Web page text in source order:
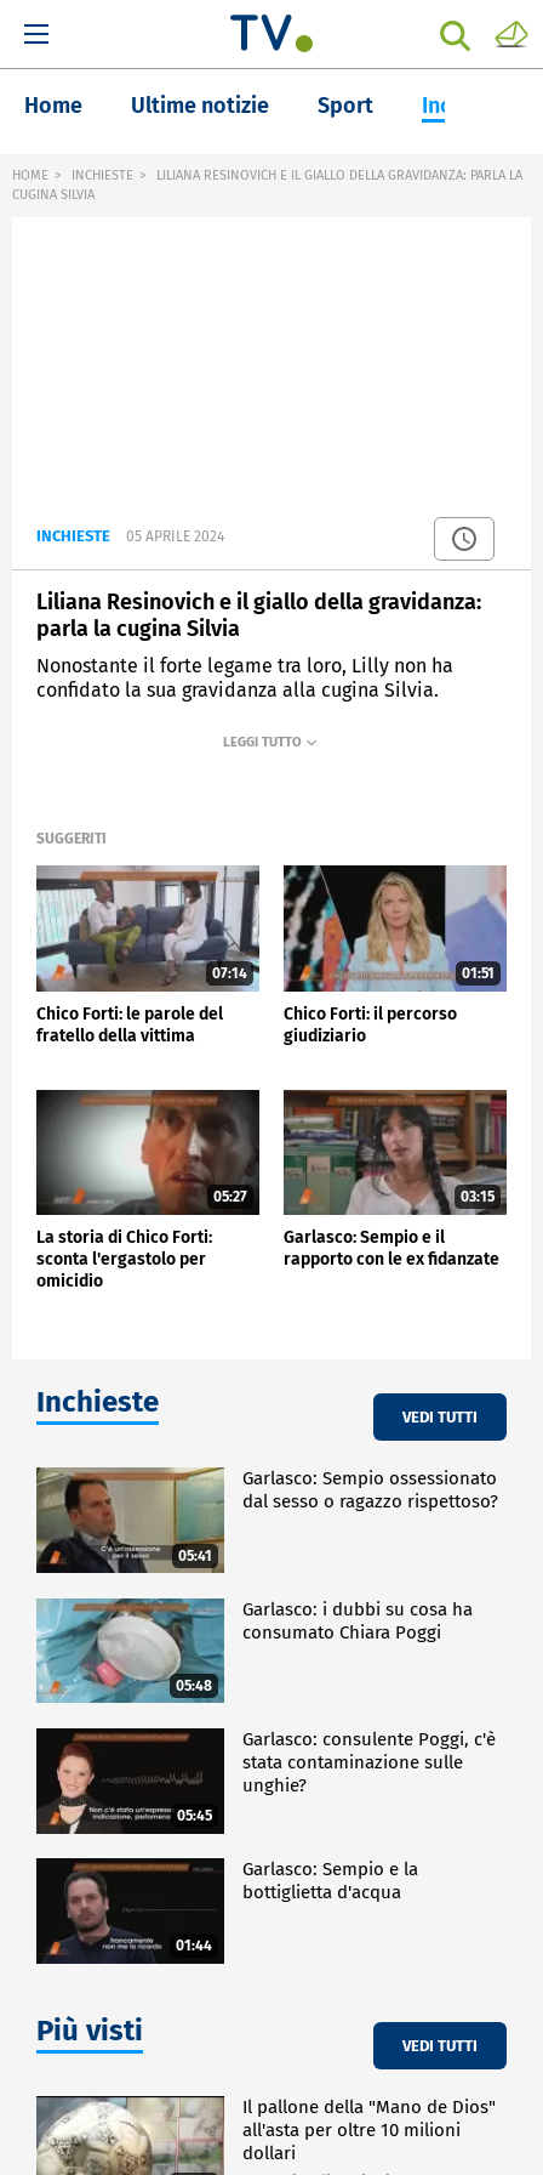
Home Ultime notizie Sport Inchieste
HOME INCHIESTE
LILIANA RESINOVICH E IL GIALLO DELLA GRAVIDANZA: PARLA LA
CUGINA SILVIA
INCHIESTE 05 APRILE 2024
Liliana Resinovich e il giallo della gravidanza:
parla la cugina Silvia
Nonostante il forte legame tra loro, Lilly non ha
confidato la sua gravidanza alla cugina Silvia.
QUARTO GRADO
SUGGERITI
07:14
Chico Forti: le parole del
fratello della vittima
01:51
Chico Forti: il percorso
giudiziario
05:27
La storia di Chico Forti:
sconta l'ergastolo per
omicidio
03:15
Garlasco: Sempio e il
rapporto con le ex fidanzate
Inchieste VEDI TUTTI
05:41
Garlasco: Sempio ossessionato
dal sesso o ragazzo rispettoso?
05:48
Garlasco: i dubbi su cosa ha
consumato Chiara Poggi
05:45
Garlasco: consulente Poggi, c'è
stata contaminazione sulle
unghie?
01:44
Garlasco: Sempio e la
bottiglietta d'acqua
Più visti VEDI TUTTI
Il pallone della "Mano de Dios"
all'asta per oltre 10 milioni
dollari